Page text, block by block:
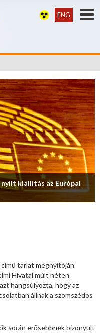
ENG
kiállítás az Európai
tárlat megnyitóján
Hivatal múlt héten
hangsúlyozta, hogy az
állnak a szomszédos
során erősebbnek bizonyult